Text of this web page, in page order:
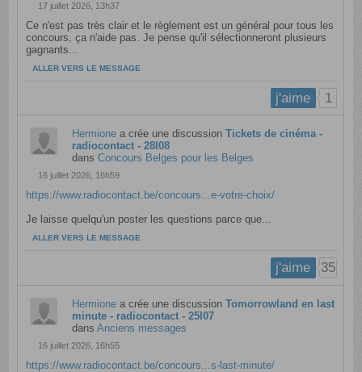
17 juillet 2026, 13h37
Ce n'est pas très clair et le règlement est un général pour tous les
concours, ça n'aide pas. Je pense qu'il sélectionneront plusieurs
gagnants...
ALLER VERS LE MESSAGE
j'aime 1
Hermione a crée une discussionTickets de cinéma -
radiocontact - 28l08
dansConcours Belges pour les Belges
16 juillet 2026, 16h59
https://www.radiocontact.be/concours...e-votre-choix/
Je laisse quelqu'un poster les questions parce que...
ALLER VERS LE MESSAGE
j'aime 35
Hermione a crée une discussionTomorrowland en last
minute - radiocontact - 25l07
dansAnciens messages
16 juillet 2026, 16h55
https://www.radiocontact.be/concours...s-last-minute/